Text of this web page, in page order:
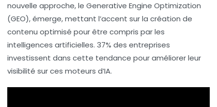
nouvelle approche, le Generative Engine Optimization
(GEO), émerge, mettant l’accent sur la création de
contenu optimisé pour être compris par les
intelligences artificielles. 37% des entreprises
investissent dans cette tendance pour améliorer leur
visibilité sur ces moteurs d’IA.